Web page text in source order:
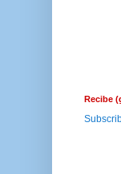
Recibe